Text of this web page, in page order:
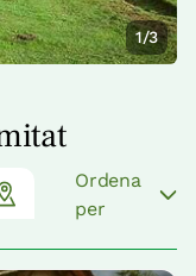
1/3
Ordena
per